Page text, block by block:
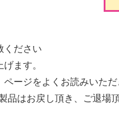
ください
ます。
ージをよくお読みいた
はお戻し頂き、ご退場